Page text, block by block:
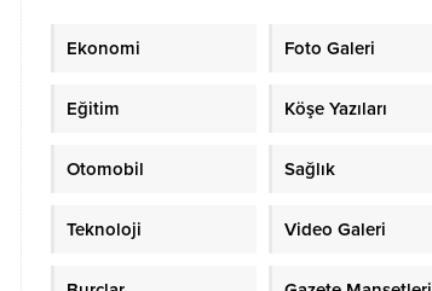
altın: 4.024...
Ekonomi Foto Galeri
Eğitim Köşe Yazıları
Otomobil Sağlık
Teknoloji Video Galeri